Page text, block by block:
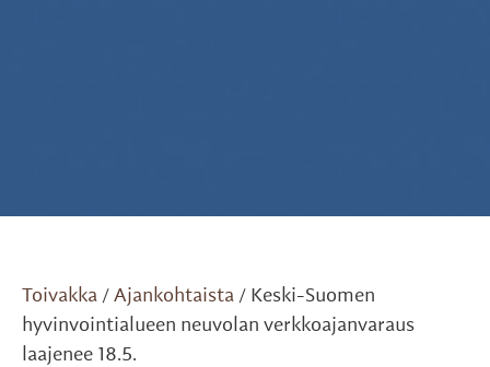
Toivakka / Ajankohtaista / Keski-Suomen
hyvinvointialueen neuvolan verkkoajanvaraus
laajenee 18.5.